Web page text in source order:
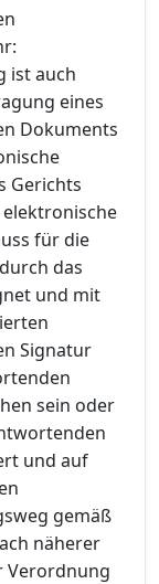
ist auch
eines
Dokuments
Gerichts
für die
das
und mit
Signatur
sein oder
und auf
gemäß
näherer
Verordnung